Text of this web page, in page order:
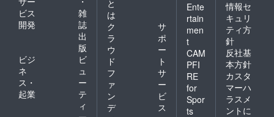
ビス
開発
雑
誌
出
版
ビジ
ネ
ス・
起業
ビ
ュ
ー
テ
ィ
と
は
ク
ラ
ウ
ド
フ
ァ
ン
デ
サ
ポ
ー
ト
サ
ー
ビ
ス
Ente
rtain
men
t
CAM
PFI
RE
for
Spor
ts
情報セ
キュリ
ティ方
針
反社基
本方針
カスタ
マーハ
ラスメ
ントに